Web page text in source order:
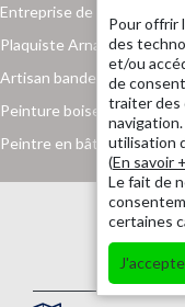
Entreprise de maçonnerie
Plaquiste Arnac La Poste
Artisan bande placo Arnac
Peinture boiserie et
Peintre en bâtiment Arnac
Pour offrir
des
et/ou
de
traiter des
utilisation
(En savoir
Le fait de
certaines
J'accepte